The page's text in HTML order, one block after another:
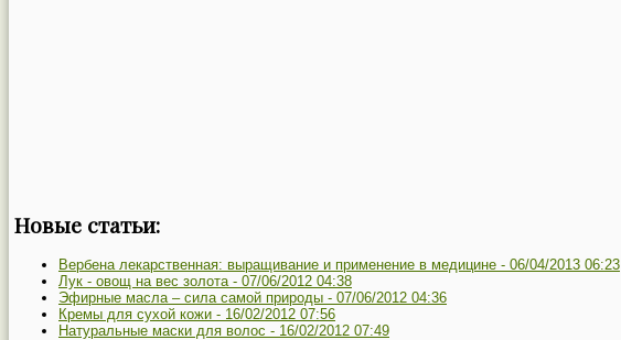
Новые статьи:
Вербена лекарственная: выращивание и применение в медицине - 06/04/2013 06:23
Лук - овощ на вес золота - 07/06/2012 04:38
Эфирные масла – сила самой природы - 07/06/2012 04:36
Кремы для сухой кожи - 16/02/2012 07:56
Натуральные маски для волос - 16/02/2012 07:49